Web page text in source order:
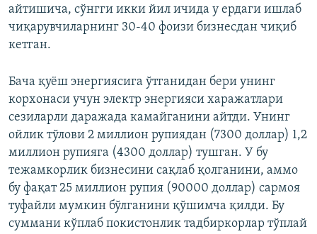
айтишича, сўнгги икки йил ичида у ердаги ишлаб
чиқарувчиларнинг 30-40 фоизи бизнесдан чиқиб
кетган.
Бача қуёш энергиясига ўтганидан бери унинг
корхонаси учун электр энергияси харажатлари
сезиларли даражада камайганини айтди. Унинг
ойлик тўлови 2 миллион рупиядан (7300 доллар) 1,2
миллион рупияга (4300 доллар) тушган. У бу
тежамкорлик бизнесини сақлаб қолганини, аммо
бу фақат 25 миллион рупия (90000 доллар) сармоя
туфайли мумкин бўлганини қўшимча қилди. Бу
суммани кўплаб покистонлик тадбиркорлар тўплай